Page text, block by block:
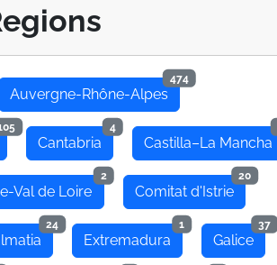
Auvergne-Rhône-Alpes
474
Cantabria
4
Castilla–La Mancha
Val de Loire
2
Comitat d'Istrie
20
24
Extremadura
1
Galice
37